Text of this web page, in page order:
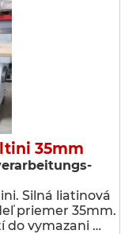
35mm
Silná liatinová
priemer 35mm.
do vymazani …